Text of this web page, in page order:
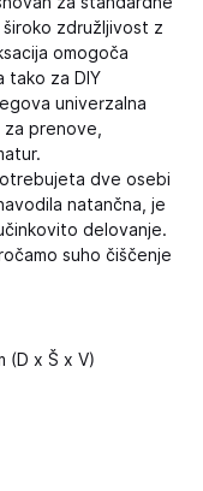
združljivost z
omogoča
tako za DIY
univerzalna
prenove,
dve osebi
natančna, je
delovanje.
suho čiščenje
(D x Š x V)